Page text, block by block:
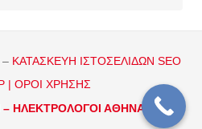
– ΚΑΤΑΣΚΕΥΗ ΙΣΤΟΣΕΛΙΔΩΝ SEO
| ΟΡΟΙ ΧΡΗΣΗΣ
– ΗΛΕΚΤΡΟΛΟΓΟΙ ΑΘΗΝΑ